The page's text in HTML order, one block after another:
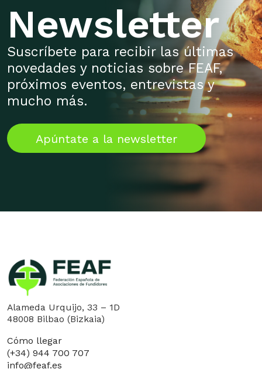
Newsletter
Suscríbete para recibir las últimas
novedades y noticias sobre FEAF,
próximos eventos, entrevistas y
mucho más.
Apúntate a la newsletter
Alameda Urquijo, 33 – 1D
48008 Bilbao (Bizkaia)
Cómo llegar
(+34) 944 700 707
info@feaf.es